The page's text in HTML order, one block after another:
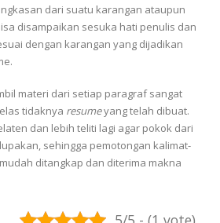
dari suatu karangan ataupun
disampaikan sesuka hati penulis dan
dengan karangan yang dijadikan
materi dari setiap paragraf sangat
tidaknya resumeyang telah dibuat.
dan lebih teliti lagi agar pokok dari
sehingga pemotongan kalimat-
ditangkap dan diterima makna